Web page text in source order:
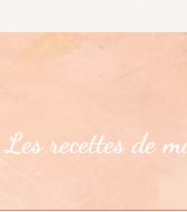
Les recettes de